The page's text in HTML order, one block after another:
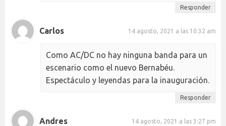
Responder
Carlos 14 agosto, 2021 a las 10:32 am
Como AC/DC no hay ninguna banda para un
escenario como el nuevo Bernabéu.
Espectáculo y leyendas para la inauguración.
Responder
Andres 14 agosto, 2021 a las 3:27 pm